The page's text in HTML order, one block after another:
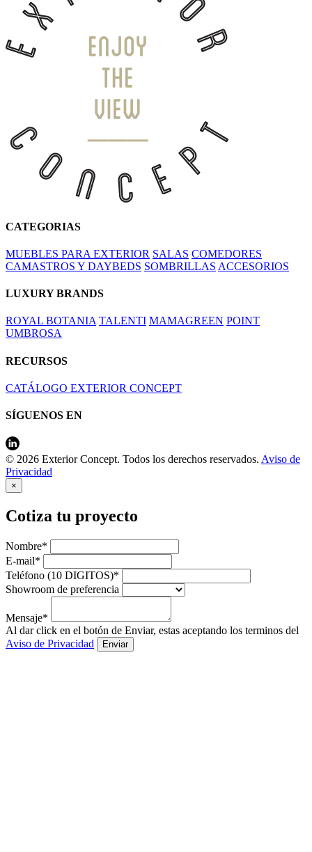
CATEGORIAS
MUEBLES PARA EXTERIOR SALAS COMEDORES
CAMASTROS Y DAYBEDS SOMBRILLAS ACCESORIOS
LUXURY BRANDS
ROYAL BOTANIA TALENTI MAMAGREEN POINT
UMBROSA
RECURSOS
CATÁLOGO EXTERIOR CONCEPT
SÍGUENOS EN
© 2026 Exterior Concept. Todos los derechos reservados. Aviso de
Privacidad
×
Cotiza tu proyecto
Nombre*
E-mail*
Teléfono (10 DIGITOS)*
Showroom de preferencia
Mensaje*
Al dar click en el botón de Enviar, estas aceptando los terminos del
Aviso de Privacidad